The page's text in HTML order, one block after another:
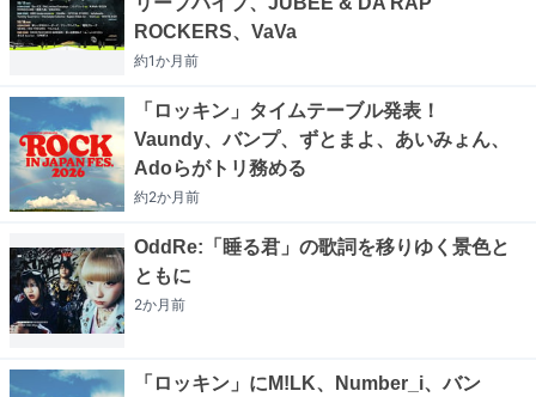
ROCKERS、VaVa
約1か月前
「ロッキン」タイムテーブル発表！
Vaundy、バンプ、ずとまよ、あいみょん、
Adoらがトリ務める
約2か月前
OddRe:「睡る君」の歌詞を移りゆく景色と
ともに
2か月前
「ロッキン」にM!LK、Number_i、バン